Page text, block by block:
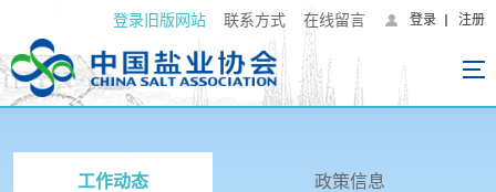
登录旧版网站 联系方式 在线留言 登录 注册
工作动态 政策信息